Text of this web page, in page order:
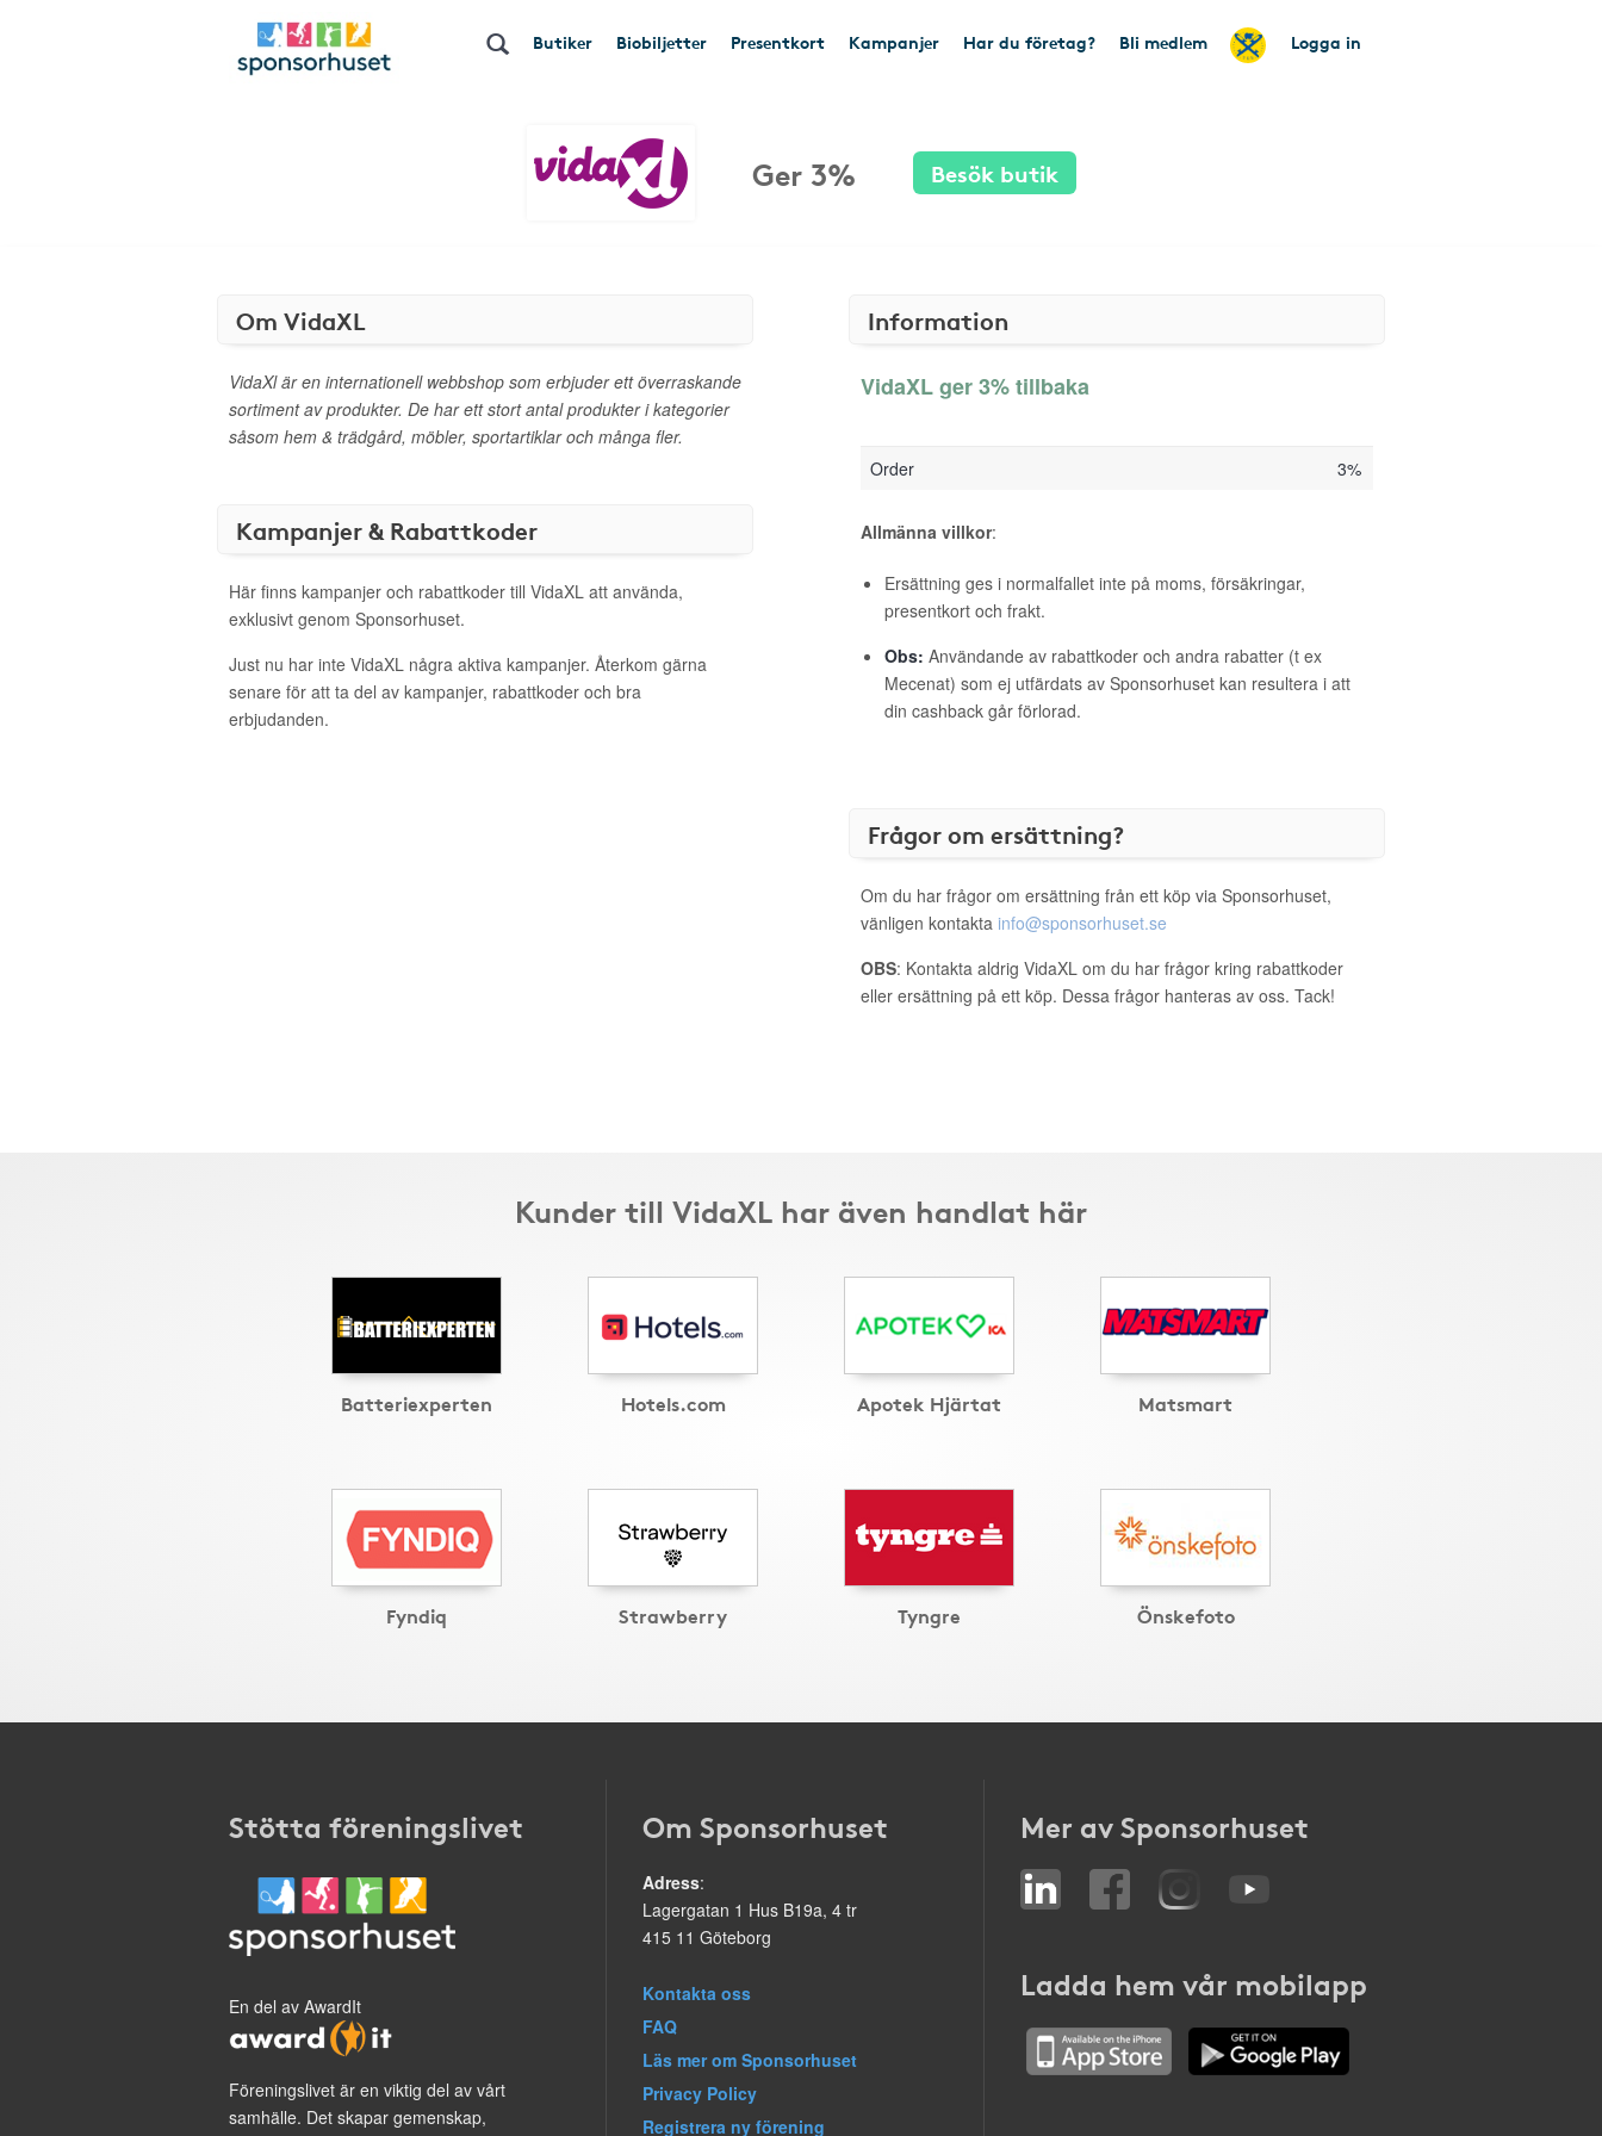
Butiker Biobiljetter Presentkort Kampanjer Har du företag? Bli medlem Logga in
Ger 3% Besök butik
Om VidaXL
VidaXl är en internationell webbshop som erbjuder ett överraskande
sortiment av produkter. De har ett stort antal produkter i kategorier
såsom hem & trädgård, möbler, sportartiklar och många fler.
Kampanjer & Rabattkoder
Här finns kampanjer och rabattkoder till VidaXL att använda,
exklusivt genom Sponsorhuset.
Just nu har inte VidaXL några aktiva kampanjer. Återkom gärna
senare för att ta del av kampanjer, rabattkoder och bra
erbjudanden.
Information
VidaXL ger 3% tillbaka
Order 3%
Allmänna villkor:
Ersättning ges i normalfallet inte på moms, försäkringar,
presentkort och frakt.
Obs: Användande av rabattkoder och andra rabatter (t ex
Mecenat) som ej utfärdats av Sponsorhuset kan resultera i att
din cashback går förlorad.
Frågor om ersättning?
Om du har frågor om ersättning från ett köp via Sponsorhuset,
vänligen kontakta info@sponsorhuset.se
OBS: Kontakta aldrig VidaXL om du har frågor kring rabattkoder
eller ersättning på ett köp. Dessa frågor hanteras av oss. Tack!
Kunder till VidaXL har även handlat här
Batteriexperten Hotels.com Apotek Hjärtat Matsmart
Fyndiq Strawberry Tyngre Önskefoto
Stötta föreningslivet
En del av AwardIt
Föreningslivet är en viktig del av vårt
samhälle. Det skapar gemenskap,
Om Sponsorhuset
Adress:
Lagergatan 1 Hus B19a, 4 tr
415 11 Göteborg
Kontakta oss
FAQ
Läs mer om Sponsorhuset
Privacy Policy
Registrera ny förening
Mer av Sponsorhuset
Ladda hem vår mobilapp